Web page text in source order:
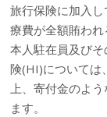
旅行保険に加入
療費が全額賄わ
本人駐在員及び
険(HI)については
上、寄付金のよ
ます。